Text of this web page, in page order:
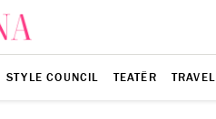
STYLE COUNCIL TEATËR TRAVEL